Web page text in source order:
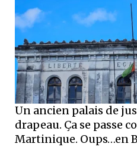
Un ancien palais de
drapeau. Ça se passe
Martinique. Oups…en